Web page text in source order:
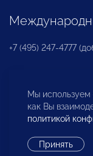
+7 (495) 247-4777
Бюро по
инвесторов
Мы используем
как Вы
политикой
Принять